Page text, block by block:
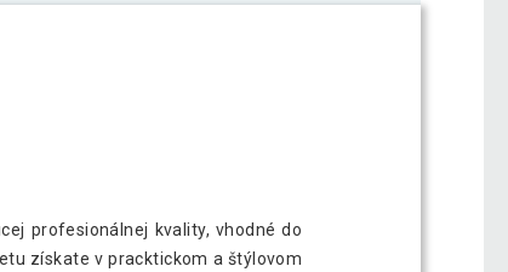
profesionálnej kvality, vhodné do
získate v pracktickom a štýlovom